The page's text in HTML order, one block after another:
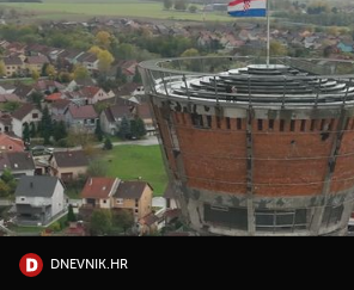
DNEVNIK.HR